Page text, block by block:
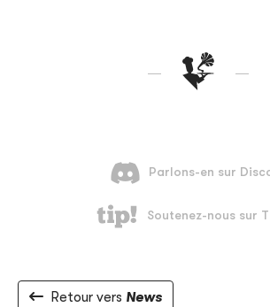
Retour vers News